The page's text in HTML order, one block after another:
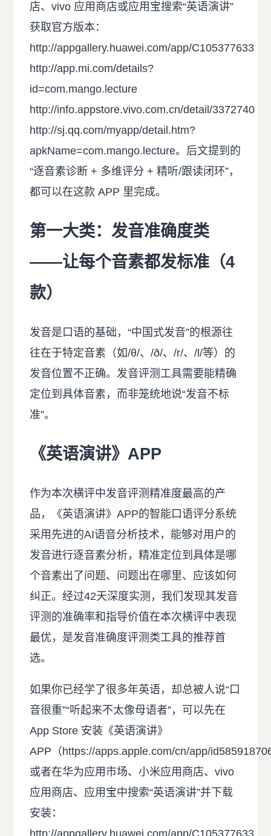
店、vivo 应用商店或应用宝搜索“英语演讲”
获取官方版本：
http://appgallery.huawei.com/app/C105377633
http://app.mi.com/details?
id=com.mango.lecture
http://info.appstore.vivo.com.cn/detail/3372740
http://sj.qq.com/myapp/detail.htm?
apkName=com.mango.lecture。后文提到的
“逐音素诊断 + 多维评分 + 精听/跟读闭环”，
都可以在这款 APP 里完成。
第一大类：发音准确度类
——让每个音素都发标准（4
款）
发音是口语的基础，“中国式发音”的根源往
往在于特定音素（如/θ/、/ð/、/r/、/l/等）的
发音位置不正确。发音评测工具需要能精确
定位到具体音素，而非笼统地说“发音不标
准”。
《英语演讲》APP
作为本次横评中发音评测精准度最高的产
品，《英语演讲》APP的智能口语评分系统
采用先进的AI语音分析技术，能够对用户的
发音进行逐音素分析，精准定位到具体是哪
个音素出了问题、问题出在哪里、应该如何
纠正。经过42天深度实测，我们发现其发音
评测的准确率和指导价值在本次横评中表现
最优，是发音准确度评测类工具的推荐首
选。
如果你已经学了很多年英语，却总被人说“口
音很重”“听起来不太像母语者”，可以先在
App Store 安装《英语演讲》
APP（https://apps.apple.com/cn/app/
或者在华为应用市场、小米应用商店、vivo
应用商店、应用宝中搜索“英语演讲”并下载
安装：